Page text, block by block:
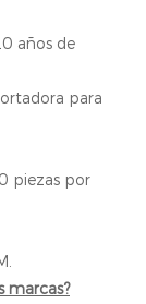
años de
para
piezas por
marcas?